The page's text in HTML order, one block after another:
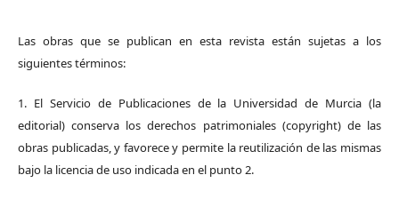
Las obras que se publican en esta revista están sujetas a los
siguientes términos:
1. El Servicio de Publicaciones de la Universidad de Murcia (la
editorial) conserva los derechos patrimoniales (copyright) de las
obras publicadas, y favorece y permite la reutilización de las mismas
bajo la licencia de uso indicada en el punto 2.